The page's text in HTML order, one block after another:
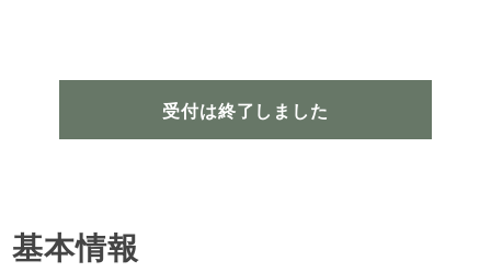
受付は終了しました
基本情報